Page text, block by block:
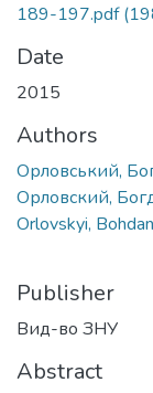
189-197.pdf
Date
2015
Authors
Орловський,
Орловский,
Orlovskyi,
Publisher
Вид-во ЗНУ
Abstract